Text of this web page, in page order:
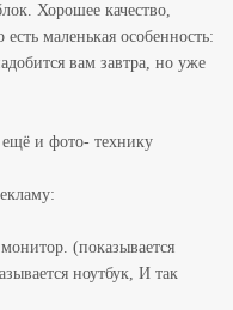
Хорошее качество,
маленькая особенность:
вам завтра, но уже
и фото- технику
(показывается
ноутбук, И так